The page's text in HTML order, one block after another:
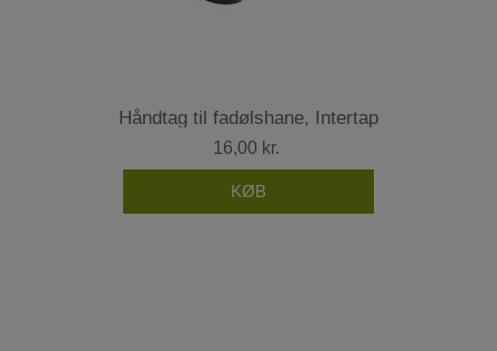
Håndtag til fadølshane, Intertap
16,00 kr.